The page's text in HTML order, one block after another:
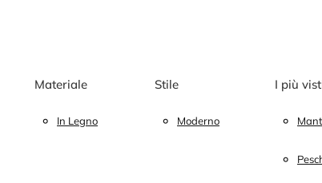
Materiale
In Legno
Stile
Moderno
I più